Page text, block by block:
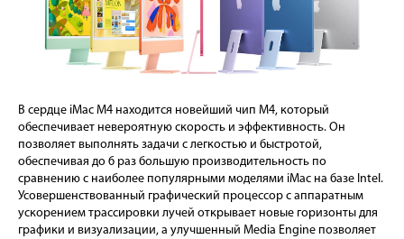
В сердце iMac M4 находится новейший чип M4, который
обеспечивает невероятную скорость и эффективность. Он
позволяет выполнять задачи с легкостью и быстротой,
обеспечивая до 6 раз большую производительность по
сравнению с наиболее популярными моделями iMac на базе Intel.
Усовершенствованный графический процессор с аппаратным
ускорением трассировки лучей открывает новые горизонты для
графики и визуализации, а улучшенный Media Engine позволяет